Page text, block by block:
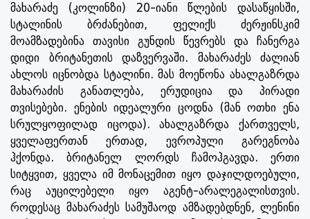
მახარაძე (კოლინზი) 20-იანი წლების დასაწყისში,
სტალინის ბრძანებით, ფელიქს ძერჟინსკიმ
მოამზადებინა თავისი გუნდის წევრებს და ჩანერგა
დიდი ბრიტანეთის დაზვერვაში. მახარაძეს ძალიან
ახლოს იცნობდა სტალინი. მას მოეწონა ახალგაზრდა
მახარაძის განათლება, ერუდიცია და პირადი
თვისებები. ენების იდეალური ცოდნა (მან ოთხი ენა
სრულყოფილად იცოდა). ახალგაზრდა ქართველს,
ყველაფერთან ერთად, ევროპული გარეგნობა
ჰქონდა. ბრიტანელ ლორდს ჩამოჰგავდა. ერთი
სიტყვით, ყველა იმ მონაცემით იყო დაჯილდოებული,
რაც აუცილებელი იყო აგენტ-არალეგალისთვის.
როდესაც მახარაძეს სამუშაოდ ამზადებდნენ, ლენინი